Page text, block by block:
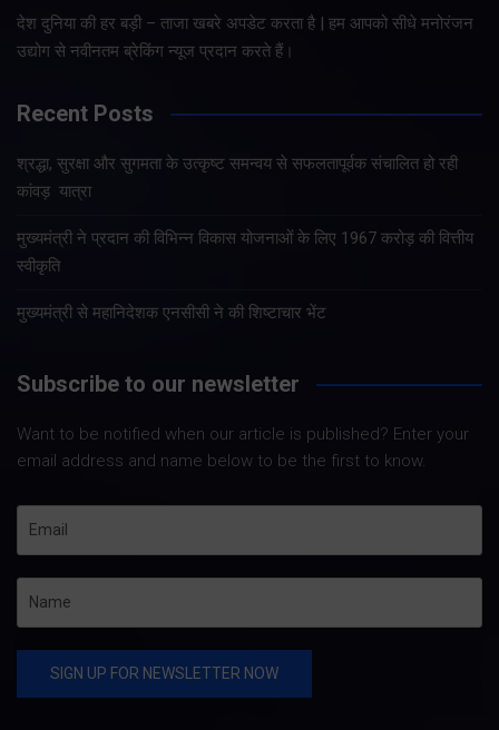
देश दुनिया की हर बड़ी – ताजा खबरे अपडेट करता है | हम आपको सीधे मनोरंजन
उद्योग से नवीनतम ब्रेकिंग न्यूज प्रदान करते हैं।
Recent Posts
श्रद्धा, सुरक्षा और सुगमता के उत्कृष्ट समन्वय से सफलतापूर्वक संचालित हो रही
कांवड़ यात्रा
मुख्यमंत्री ने प्रदान की विभिन्न विकास योजनाओं के लिए 1967 करोड़ की वित्तीय
स्वीकृति
मुख्यमंत्री से महानिदेशक एनसीसी ने की शिष्टाचार भेंट
Subscribe to our newsletter
Want to be notified when our article is published? Enter your
email address and name below to be the first to know.